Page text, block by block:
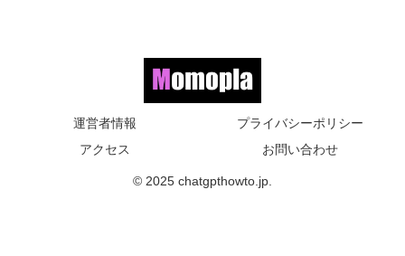
運営者情報
プライバシーポリシー
アクセス
お問い合わせ
© 2025 chatgpthowto.jp.